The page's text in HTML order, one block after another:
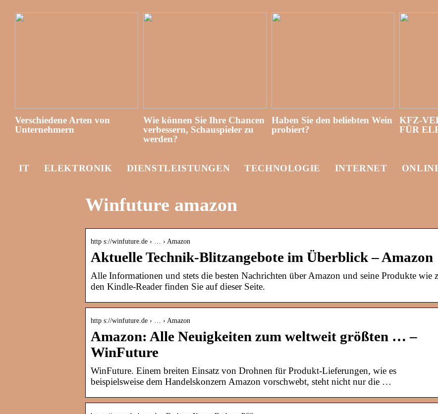
Verschiedene Arten von
Unternehmern
Wie können Sie Ihre Chancen
verbessern, Schauspieler zu
werden?
Haben Sie den beliebten Wein
probiert?
KFZ-
FÜR
IT ELEKTRONIK DIENSTLEISTUNGEN TECHNOLOGIE INTERNET
Winfuture amazon
http s://winfuture.de › … › Amazon
Aktuelle Technik-Blitzangebote im Überblick – Amazon
Alle Informationen und stets die besten Nachrichten über Amazon und seine Produkte wie
den Kindle-Reader finden Sie auf dieser Seite.
http s://winfuture.de › … › Amazon
Amazon: Alle Neuigkeiten zum weltweit größten … –
WinFuture
WinFuture. Einem breiten Einsatz von Drohnen für Produkt-Lieferungen, wie es
beispielsweise dem Handelskonzern Amazon vorschwebt, steht nicht nur die …